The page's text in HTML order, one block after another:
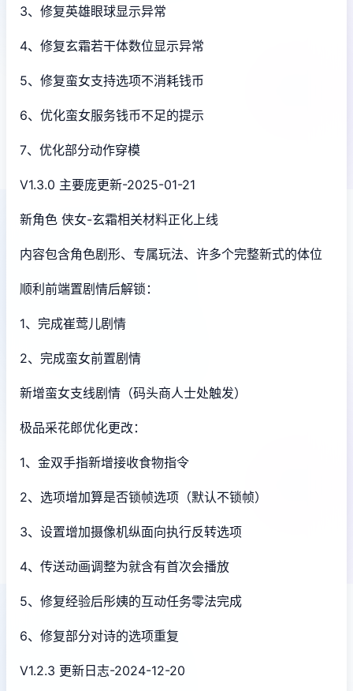
3、修复英雄眼球显示异常
4、修复玄霜若干体数位显示异常
5、修复蛮女支持选项不消耗钱币
6、优化蛮女服务钱币不足的提示
7、优化部分动作穿模
V1.3.0 主要庞更新-2025-01-21
新角色 侠女-玄霜相关材料正化上线
内容包含角色剧形、专属玩法、许多个完整新式的体位
顺利前端置剧情后解锁：
1、完成崔莺儿剧情
2、完成蛮女前置剧情
新增蛮女支线剧情（码头商人士处触发）
极品采花郎优化更改：
1、金双手指新增接收食物指令
2、选项增加算是否锁帧选项（默认不锁帧）
3、设置增加摄像机纵面向执行反转选项
4、传送动画调整为就含有首次会播放
5、修复经验后彤姨的互动任务零法完成
6、修复部分对诗的选项重复
V1.2.3 更新日志-2024-12-20